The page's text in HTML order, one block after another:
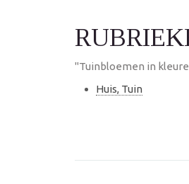
"Tuinbloemen in
Huis, Tuin